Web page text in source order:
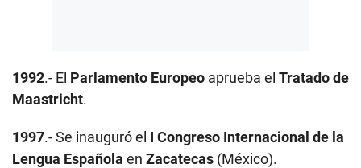
1992.- El Parlamento Europeo aprueba el Tratado de
Maastricht.
1997.- Se inauguró el I Congreso Internacional de la
Lengua Española en Zacatecas (México).